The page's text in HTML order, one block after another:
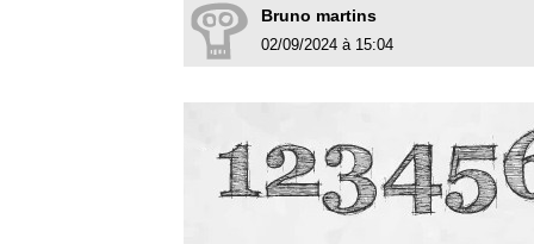
Bruno martins
02/09/2024 à 15:04